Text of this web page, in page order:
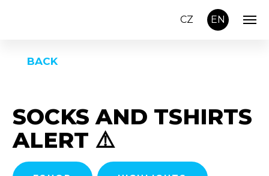
CZ EN
BACK
SOCKS AND TSHIRTS
ALERT ⚠️